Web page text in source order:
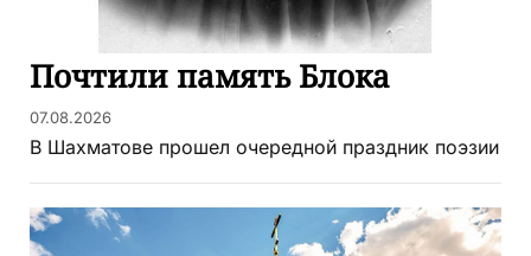
Почтили память Блока
07.08.2026
В Шахматове прошел очередной праздник поэзии